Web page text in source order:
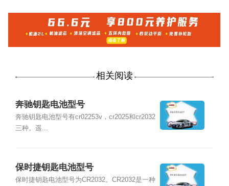
相关阅读
奔驰钥匙电池型号
奔驰钥匙电池型号有cr02253v，cr2025和cr2032
三种。遥...
保时捷钥匙电池型号
保时捷钥匙电池型号为CR2032。CR2032是一种